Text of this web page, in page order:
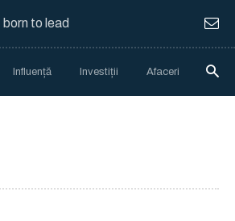
born to lead
Influență Investiții Afaceri